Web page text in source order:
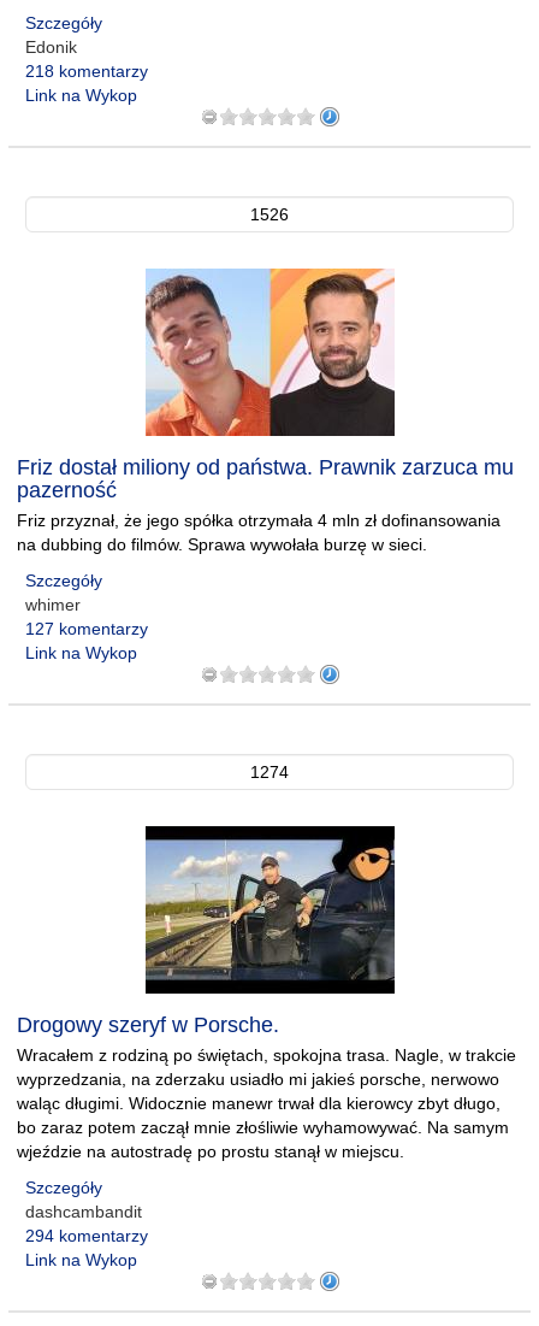
Szczegóły
Edonik
218 komentarzy
Link na Wykop
1526
Friz dostał miliony od państwa. Prawnik zarzuca mu
pazerność
Friz przyznał, że jego spółka otrzymała 4 mln zł dofinansowania
na dubbing do filmów. Sprawa wywołała burzę w sieci.
Szczegóły
whimer
127 komentarzy
Link na Wykop
1274
Drogowy szeryf w Porsche.
Wracałem z rodziną po świętach, spokojna trasa. Nagle, w trakcie
wyprzedzania, na zderzaku usiadło mi jakieś porsche, nerwowo
waląc długimi. Widocznie manewr trwał dla kierowcy zbyt długo,
bo zaraz potem zaczął mnie złośliwie wyhamowywać. Na samym
wjeździe na autostradę po prostu stanął w miejscu.
Szczegóły
dashcambandit
294 komentarzy
Link na Wykop